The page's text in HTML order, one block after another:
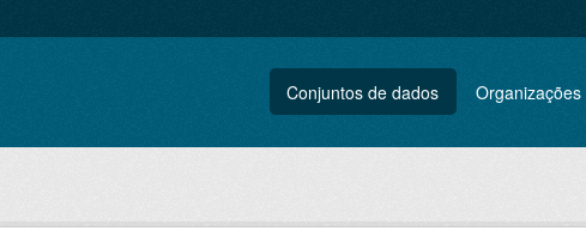
Conjuntos de dados Organizações